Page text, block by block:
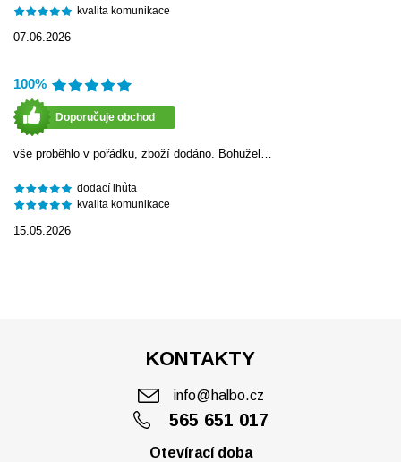
kvalita komunikace
07.06.2026
100%
Doporučuje obchod
vše proběhlo v pořádku, zboží dodáno. Bohužel…
dodací lhůta
kvalita komunikace
15.05.2026
KONTAKTY
565 651 017
info@halbo.cz
Otevírací doba